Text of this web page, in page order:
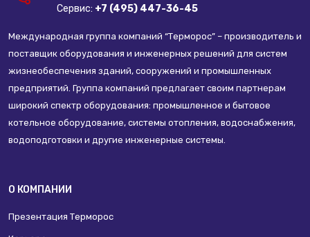
Сервис: +7 (495) 447-36-45
Международная группа компаний “Терморос” – производитель и
поставщик оборудования и инженерных решений для систем
жизнеобеспечения зданий, сооружений и промышленных
предприятий. Группа компаний предлагает своим партнерам
широкий спектр оборудования: промышленное и бытовое
котельное оборудование, системы отопления, водоснабжения,
водоподготовки и другие инженерные системы.
О КОМПАНИИ
Презентация Терморос